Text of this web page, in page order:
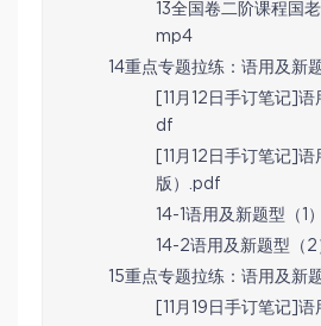
13全国卷二阶课程国
mp4
14重点专题拉练：语用及新
[11月12日手订笔记]
df
[11月12日手订笔记]
版）.pdf
14-1语用及新题型（1
14-2语用及新题型（
15重点专题拉练：语用及新
[11月19日手订笔记]